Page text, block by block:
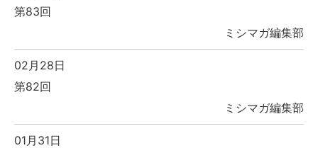
第83回
ミシマガ編集部
02月28日
第82回
ミシマガ編集部
01月31日